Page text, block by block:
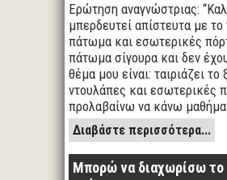
Ερώτηση αναγνώστριας:
μπερδευτεί απίστευτα με
πάτωμα και εσωτερικές
πάτωμα σίγουρα και δεν
θέμα μου είναι: ταιριάζει
ντουλάπες και εσωτερικές
προλαβαίνω να κάνω
Διαβάστε περισσότερα...
Μπορώ να διαχωρίσω το